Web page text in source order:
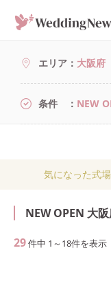
エリア 大阪府
条件 NEW
気になった式
NEW OPEN 大
29件中 1 ～ 18件を表示